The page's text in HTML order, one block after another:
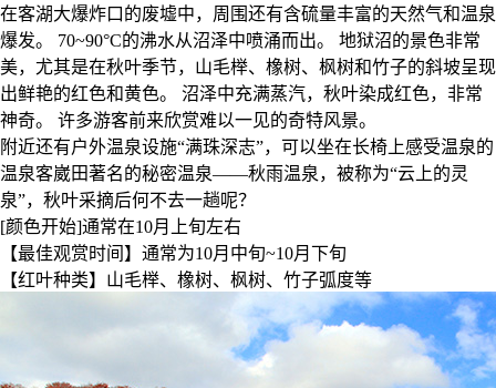
在客湖大爆炸口的废墟中，周围还有含硫量丰富的天然气和温泉
爆发。 70~90°C的沸水从沼泽中喷涌而出。 地狱沼的景色非常
美，尤其是在秋叶季节，山毛榉、橡树、枫树和竹子的斜坡呈现
出鲜艳的红色和黄色。 沼泽中充满蒸汽，秋叶染成红色，非常
神奇。 许多游客前来欣赏难以一见的奇特风景。
附近还有户外温泉设施“满珠深志”，可以坐在长椅上感受温泉的
温泉客崴田著名的秘密温泉——秋雨温泉，被称为“云上的灵
泉”，秋叶采摘后何不去一趟呢？
[颜色开始]通常在10月上旬左右
【最佳观赏时间】通常为10月中旬~10月下旬
【红叶种类】山毛榉、橡树、枫树、竹子弧度等